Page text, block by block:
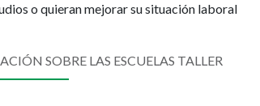
o quieran mejorar su situación laboral
SOBRE LAS ESCUELAS TALLER